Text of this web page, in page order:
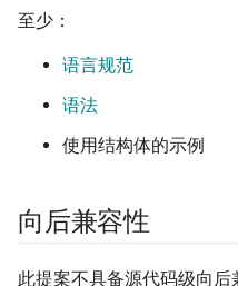
至少：
语言规范
语法
使用结构体的示例
向后兼容性
此提案不具备源代码级向后